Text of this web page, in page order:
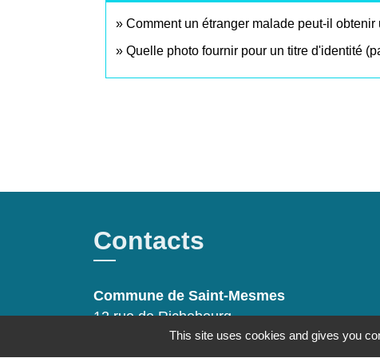
Comment un étranger malade peut-il obtenir
Quelle photo fournir pour un titre d'identité
Contacts
Commune de Saint-Mesmes
12 rue de Richebourg
77410 Saint-Mesmes - FRANCE
This site uses cookies and gives you